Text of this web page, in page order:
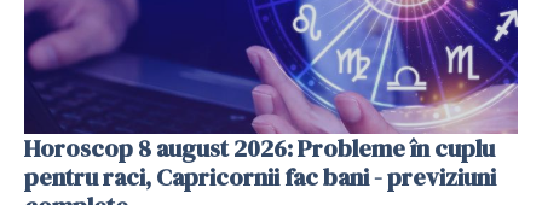
Horoscop 8 august 2026: Probleme în cuplu
pentru raci, Capricornii fac bani - previziuni